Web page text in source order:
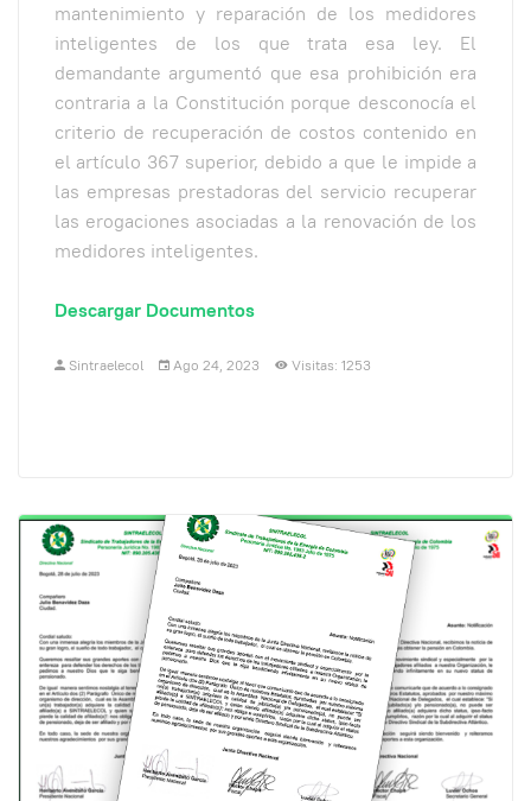
mantenimiento y reparación de los medidores
inteligentes de los que trata esa ley. El
demandante argumentó que esa prohibición era
contraria a la Constitución porque desconocía el
criterio de recuperación de costos contenido en
el artículo 367 superior, debido a que le impide a
las empresas prestadoras del servicio recuperar
las erogaciones asociadas a la renovación de los
medidores inteligentes.
Descargar Documentos
Sintraelecol Ago 24, 2023 Visitas: 1253